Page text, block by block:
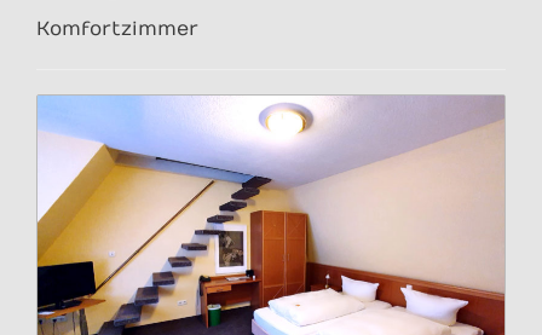
Komfortzimmer